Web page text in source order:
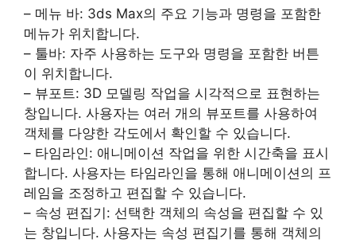
– 메뉴 바: 3ds Max의 주요 기능과 명령을 포함한
메뉴가 위치합니다.
– 툴바: 자주 사용하는 도구와 명령을 포함한 버튼
이 위치합니다.
– 뷰포트: 3D 모델링 작업을 시각적으로 표현하는
창입니다. 사용자는 여러 개의 뷰포트를 사용하여
객체를 다양한 각도에서 확인할 수 있습니다.
– 타임라인: 애니메이션 작업을 위한 시간축을 표시
합니다. 사용자는 타임라인을 통해 애니메이션의 프
레임을 조정하고 편집할 수 있습니다.
– 속성 편집기: 선택한 객체의 속성을 편집할 수 있
는 창입니다. 사용자는 속성 편집기를 통해 객체의